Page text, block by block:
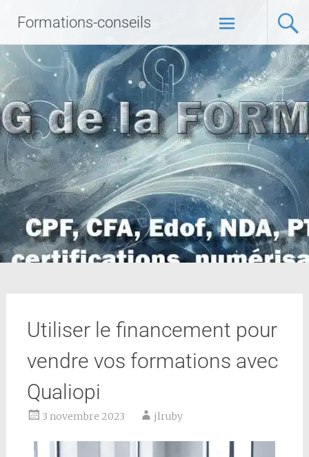
Formations-conseils
Utiliser le financement pour
vendre vos formations avec
Qualiopi
3 novembre 2023 jlruby